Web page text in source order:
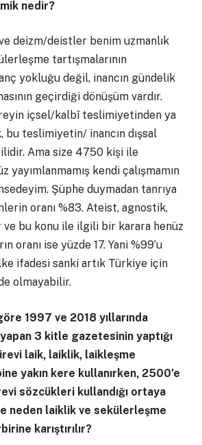
nedir?
deizm/deistler benim uzmanlık
tartışmalarının
yokluğu değil, inancın gündelik
geçirdiği dönüşüm vardır.
içsel/kalbî teslimiyetinden ya
bu teslimiyetin/ inancın dışsal
Ama size 4750 kişi ile
yayımlanmamış kendi çalışmamın
Şüphe duymadan tanrıya
oranı %83. Ateist, agnostik,
ve bu konu ile ilgili bir karara henüz
oranı ise yüzde 17. Yani %99’u
ifadesi sanki artık Türkiye için
olmayabilir.
1997 ve 2018 yıllarında
yapan 3 kitle gazetesinin yaptığı
laik, laiklik, laikleşme
yakın kere kullanırken, 2500’e
sözcükleri kullandığı ortaya
neden laiklik ve sekülerleşme
karıştırılır?